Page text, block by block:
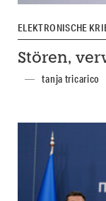
ELEKTRONISCHE
Stören,
tanja tricarico